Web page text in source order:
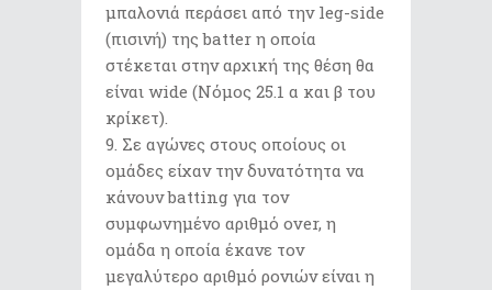
μπαλονιά περάσει από την leg-side
(πισινή) της batter η οποία
στέκεται στην αρχική της θέση θα
είναι wide (Νόμος 25.1 α και β του
κρίκετ).
Σε αγώνες στους οποίους οι
ομάδες είχαν την δυνατότητα να
κάνουν batting για τον
συμφωνημένο αριθμό over, η
ομάδα η οποία έκανε τον
μεγαλύτερο αριθμό ρονιών είναι η